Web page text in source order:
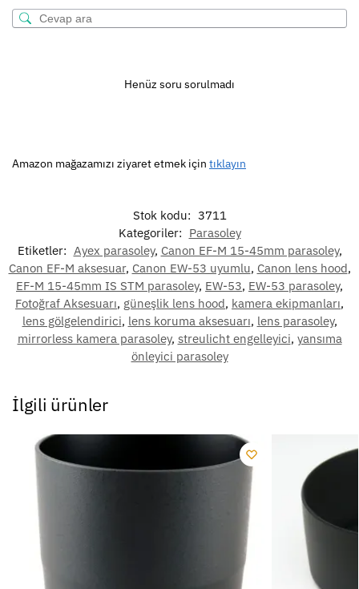
Henüz soru sorulmadı
Amazon mağazamızı ziyaret etmek için tıklayın
Stok kodu: 3711
Kategoriler: Parasoley
Etiketler: Ayex parasoley, Canon EF-M 15-45mm parasoley,
Canon EF-M aksesuar, Canon EW-53 uyumlu, Canon lens hood,
EF-M 15-45mm IS STM parasoley, EW-53, EW-53 parasoley,
Fotoğraf Aksesuarı, güneşlik lens hood, kamera ekipmanları,
lens gölgelendirici, lens koruma aksesuarı, lens parasoley,
mirrorless kamera parasoley, streulicht engelleyici, yansıma
önleyici parasoley
İlgili ürünler